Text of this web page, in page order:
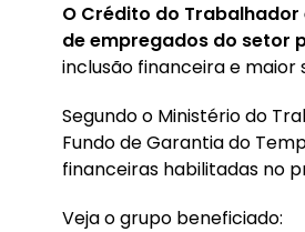
O Crédito do
de empregados do setor
inclusão financeira e maior
Segundo o Ministério do
Fundo de Garantia do
financeiras habilitadas no
Veja o grupo beneficiado: